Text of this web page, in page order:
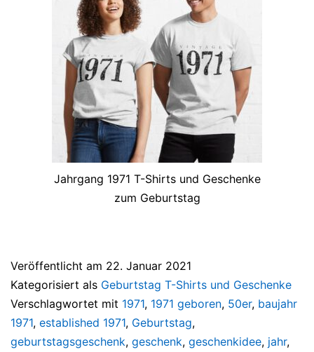
Jahrgang 1971 T-Shirts und Geschenke
zum Geburtstag
Veröffentlicht am 22. Januar 2021
Kategorisiert als Geburtstag T-Shirts und Geschenke
Verschlagwortet mit 1971, 1971 geboren, 50er, baujahr
1971, established 1971, Geburtstag,
geburtstagsgeschenk, geschenk, geschenkidee, jahr,